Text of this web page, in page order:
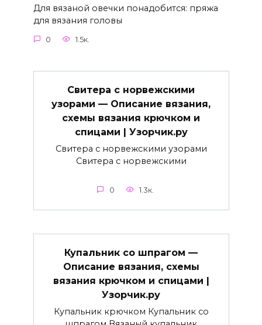
Для вязаной овечки понадобится: пряжа
для вязания головы
0 1.5к.
Свитера с норвежскими
узорами — Описание вязания,
схемы вязания крючком и
спицами | Узорчик.ру
Свитера с норвежскими узорами
Свитера с норвежскими
0 1.3к.
Купальник со шпрагом —
Описание вязания, схемы
вязания крючком и спицами |
Узорчик.ру
Купальник крючком Купальник со